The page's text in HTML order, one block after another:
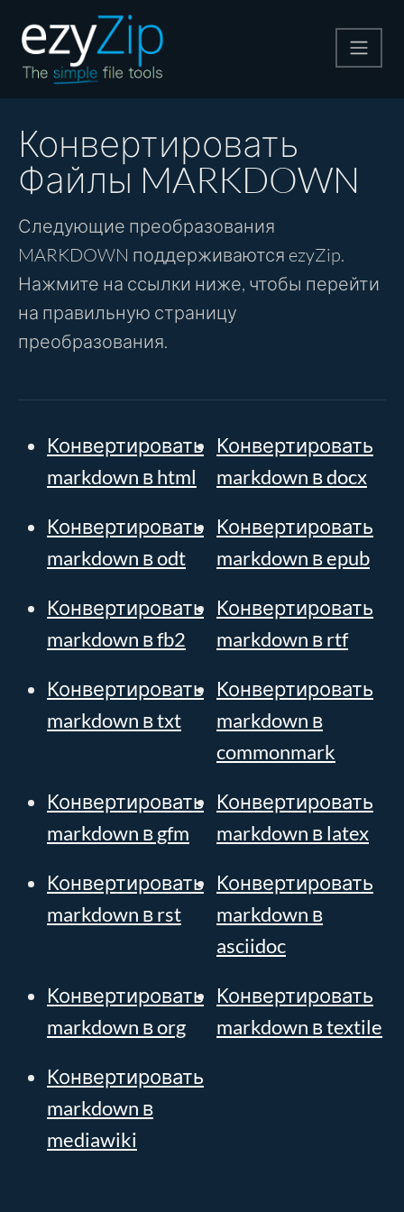
Pаспаковывайте
Конвертировать
Другие инструменты
Конвертировать
Файлы MARKDOWN
Следующие преобразования
MARKDOWN поддерживаются ezyZip.
Нажмите на ссылки ниже, чтобы перейти
на правильную страницу
преобразования.
Конвертировать
markdown в html
Конвертировать
markdown в docx
Конвертировать
markdown в odt
Конвертировать
markdown в epub
Конвертировать
markdown в fb2
Конвертировать
markdown в rtf
Конвертировать
markdown в txt
Конвертировать
markdown в
commonmark
Конвертировать
markdown в gfm
Конвертировать
markdown в latex
Конвертировать
markdown в rst
Конвертировать
markdown в
asciidoc
Конвертировать
markdown в org
Конвертировать
markdown в textile
Конвертировать
markdown в
mediawiki